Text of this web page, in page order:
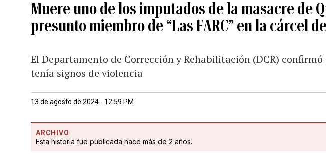
Muere uno de los imputados de la masacre de
presunto miembro de “Las FARC” en la cárcel
El Departamento de Corrección y Rehabilitación (DCR)
tenía signos de violencia
13 de agosto de 2024 - 12:59 PM
ARCHIVO
Esta historia fue publicada hace más de 2 años.